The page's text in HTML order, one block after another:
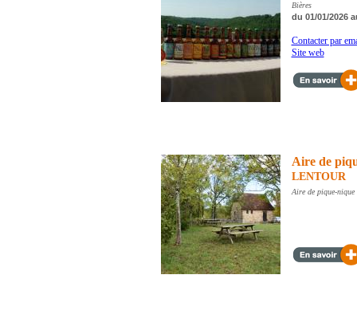
Bières
du 01/01/2026
Contacter par
Site web
Aire de
LENTOUR
Aire de pique-nique